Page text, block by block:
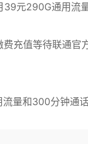
39元290G通用流
充值等待联通官
量和300分钟通话